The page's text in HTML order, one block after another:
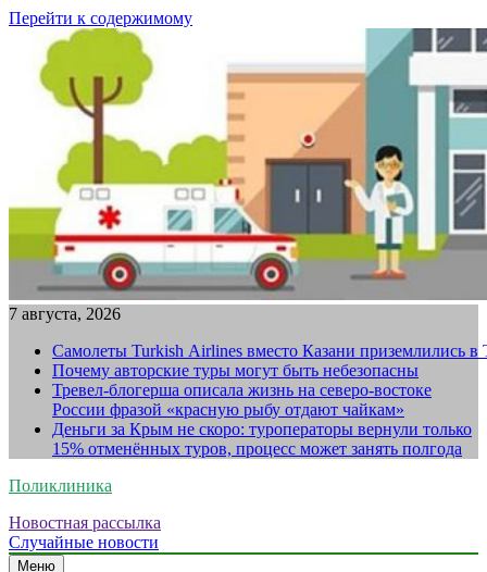
Перейти к содержимому
7 августа, 2026
Самолеты Turkish Airlines вместо Казани приземлились в
Почему авторские туры могут быть небезопасны
Тревел-блогерша описала жизнь на северо-востоке
России фразой «красную рыбу отдают чайкам»
Деньги за Крым не скоро: туроператоры вернули только
15% отменённых туров, процесс может занять полгода
Поликлиника
Новостная рассылка
Случайные новости
Меню